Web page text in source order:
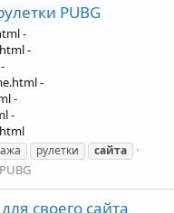
PUBG
-
-
-
-
-
рулетки сайта
своего сайта